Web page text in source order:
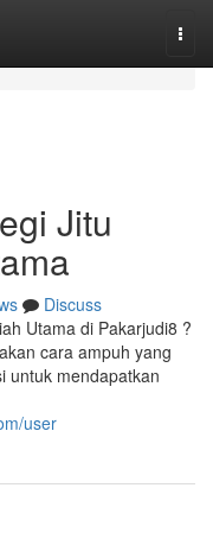
Jitu
Discuss
Utama di Pakarjudi8 ?
cara ampuh yang
untuk mendapatkan
user